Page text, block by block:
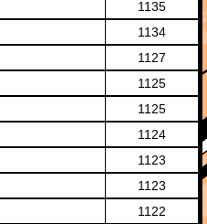
1135
1134
1127
1125
1125
1124
1123
1123
1122